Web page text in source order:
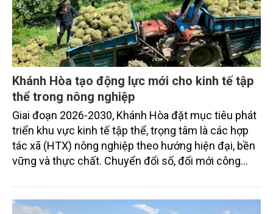
Khánh Hòa tạo động lực mới cho kinh tế tập
thể trong nông nghiệp
Giai đoạn 2026-2030, Khánh Hòa đặt mục tiêu phát
triển khu vực kinh tế tập thể, trọng tâm là các hợp
tác xã (HTX) nông nghiệp theo hướng hiện đại, bền
vững và thực chất. Chuyển đổi số, đổi mới công
được xác định là những động lực quan trọng để
nâng cao thu nhập cho thành viên.